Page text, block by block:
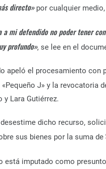
directo»por cualquier medio,
a mi defendido no poder tener
profundo», se lee en el
apeló el procesamiento con
«Pequeño J» y la revocatoria
y Lara Gutiérrez.
dicho recurso,
sus bienes por la suma de
está imputado como